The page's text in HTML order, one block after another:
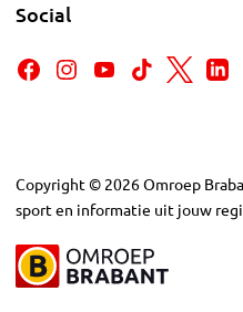
Social
Copyright © 2026Omroep
sport en informatie uit jouw